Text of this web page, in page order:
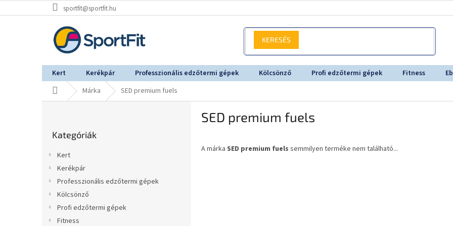
a
sportfit@sportfit.hu
Kert Kerékpár Professzionális edzőtermi gépek Kölcsönző Profi edzőtermi gépek Fitness
KezdőlapMárka SED premium fuels
átugrása
Kategóriák
Kert
Kerékpár
Professzionális edzőtermi gépek
Kölcsönző
Profi edzőtermi gépek
Fitness
SED premium fuels
A márka SED premium fuels semmilyen terméke nem található...